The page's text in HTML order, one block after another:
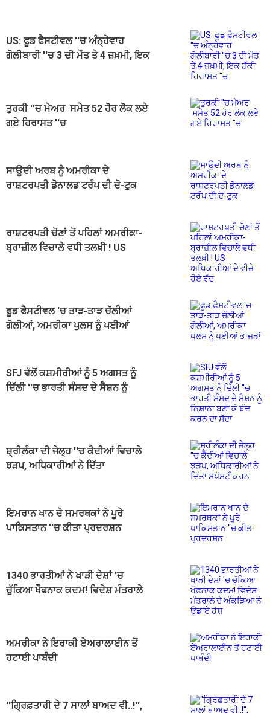
US: ਫੂਡ ਫੈਸਟੀਵਲ ''ਚ ਅੰਨ੍ਹੇਵਾਹ
ਗੋਲੀਬਾਰੀ ''ਚ 3 ਦੀ ਮੌਤ ਤੇ 4 ਜ਼ਖ਼ਮੀ, ਇਕ
ਤੁਰਕੀ ''ਚ ਮੇਅਰ ਸਮੇਤ 52 ਹੋਰ ਲੋਕ ਲਏ
ਗਏ ਹਿਰਾਸਤ ''ਚ
ਸਾਊਦੀ ਅਰਬ ਨੂੰ ਅਮਰੀਕਾ ਦੇ
ਰਾਸ਼ਟਰਪਤੀ ਡੋਨਾਲਡ ਟਰੰਪ ਦੀ ਦੋ-ਟੁਕ
ਰਾਸ਼ਟਰਪਤੀ ਚੋਣਾਂ ਤੋਂ ਪਹਿਲਾਂ ਅਮਰੀਕਾ-
ਬ੍ਰਾਜ਼ੀਲ ਵਿਚਾਲੇ ਵਧੀ ਤਲਖ਼ੀ ! US
ਫੂਡ ਫੈਸਟੀਵਲ 'ਚ ਤਾੜ-ਤਾੜ ਚੱਲੀਆਂ
ਗੋਲੀਆਂ, ਅਮਰੀਕਾ ਪੁਲਸ ਨੂੰ ਪਈਆਂ
SFJ ਵੱਲੋਂ ਕਸ਼ਮੀਰੀਆਂ ਨੂੰ 5 ਅਗਸਤ ਨੂੰ
ਦਿੱਲੀ ''ਚ ਭਾਰਤੀ ਸੰਸਦ ਦੇ ਸੈਸ਼ਨ ਨੂੰ
ਸ਼੍ਰੀਲੰਕਾ ਦੀ ਜੇਲ੍ਹ ''ਚ ਕੈਦੀਆਂ ਵਿਚਾਲੇ
ਝੜਪ, ਅਧਿਕਾਰੀਆਂ ਨੇ ਦਿੱਤਾ
ਇਮਰਾਨ ਖਾਨ ਦੇ ਸਮਰਥਕਾਂ ਨੇ ਪੂਰੇ
ਪਾਕਿਸਤਾਨ ''ਚ ਕੀਤਾ ਪ੍ਰਦਰਸ਼ਨ
1340 ਭਾਰਤੀਆਂ ਨੇ ਖਾੜੀ ਦੇਸ਼ਾਂ 'ਚ
ਚੁੱਕਿਆ ਖੌਫਨਾਕ ਕਦਮ! ਵਿਦੇਸ਼ ਮੰਤਰਾਲੇ
ਅਮਰੀਕਾ ਨੇ ਇਰਾਕੀ ਏਅਰਾਲਾਈਨ ਤੋਂ
ਹਟਾਈ ਪਾਬੰਦੀ
''ਗ੍ਰਿਫ਼ਤਾਰੀ ਦੇ 7 ਸਾਲਾਂ ਬਾਅਦ ਵੀ..!'',